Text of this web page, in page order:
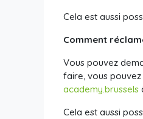
Cela est aussi
Comment
Vous pouvez
faire, vous
academy.brussels
Cela est aussi